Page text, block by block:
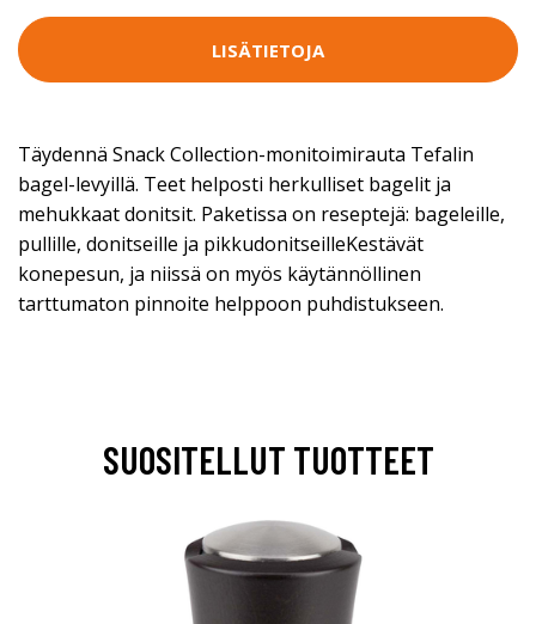
LISÄTIETOJA
Täydennä Snack Collection-monitoimirauta Tefalin
bagel-levyillä. Teet helposti herkulliset bagelit ja
mehukkaat donitsit. Paketissa on reseptejä: bageleille,
pullille, donitseille ja pikkudonitseilleKestävät
konepesun, ja niissä on myös käytännöllinen
tarttumaton pinnoite helppoon puhdistukseen.
SUOSITELLUT TUOTTEET